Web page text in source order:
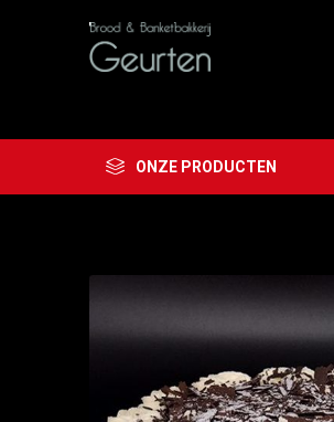
ONZE PRODUCTEN